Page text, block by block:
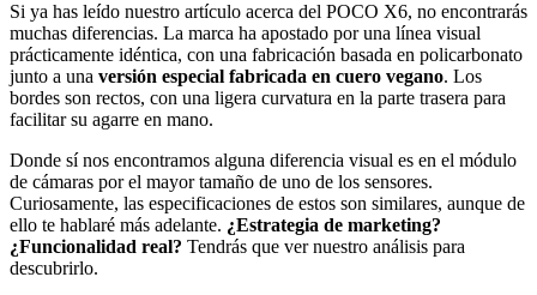
Si ya has leído nuestro artículo acerca del POCO X6, no encontrarás
muchas diferencias. La marca ha apostado por una línea visual
prácticamente idéntica, con una fabricación basada en policarbonato
junto a una versión especial fabricada en cuero vegano. Los
bordes son rectos, con una ligera curvatura en la parte trasera para
facilitar su agarre en mano.
Donde sí nos encontramos alguna diferencia visual es en el módulo
de cámaras por el mayor tamaño de uno de los sensores.
Curiosamente, las especificaciones de estos son similares, aunque de
ello te hablaré más adelante. ¿Estrategia de marketing?
¿Funcionalidad real? Tendrás que ver nuestro análisis para
descubrirlo.